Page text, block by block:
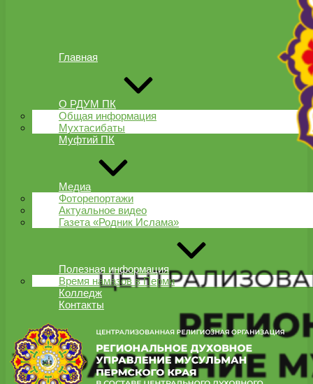
Главная
О РДУМ ПК
Общая информация
Мухтасибаты
Муфтий ПК
Медиа
Фоторепортажи
Актуальное видео
Газета «Родник Ислама»
Полезная информация
Время намазов в Перми
Колледж
Контакты